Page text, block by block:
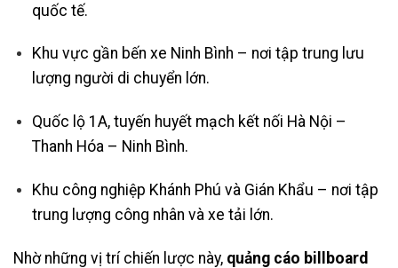
quốc tế.
Khu vực gần bến xe Ninh Bình – nơi tập trung lưu
lượng người di chuyển lớn.
Quốc lộ 1A, tuyến huyết mạch kết nối Hà Nội –
Thanh Hóa – Ninh Bình.
Khu công nghiệp Khánh Phú và Gián Khẩu – nơi tập
trung lượng công nhân và xe tải lớn.
Nhờ những vị trí chiến lược này, quảng cáo billboard